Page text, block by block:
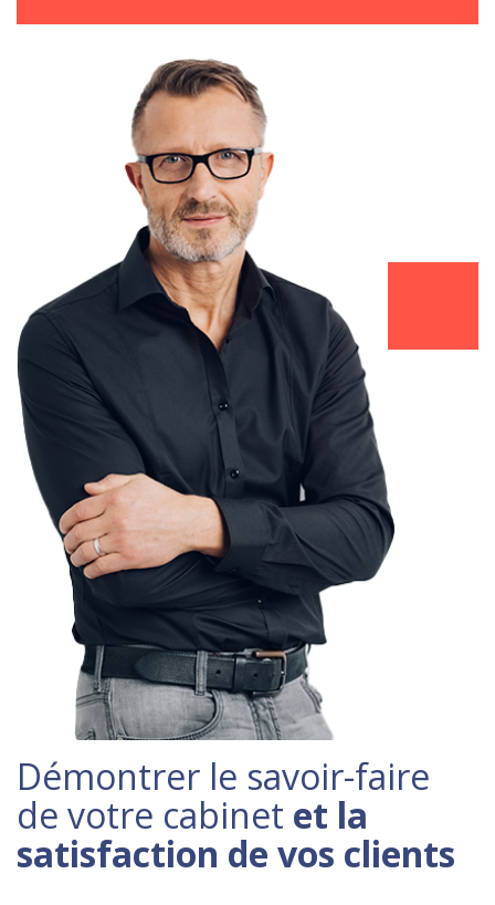
Démontrer le savoir-faire
de votre cabinet et la
satisfaction de vos clients